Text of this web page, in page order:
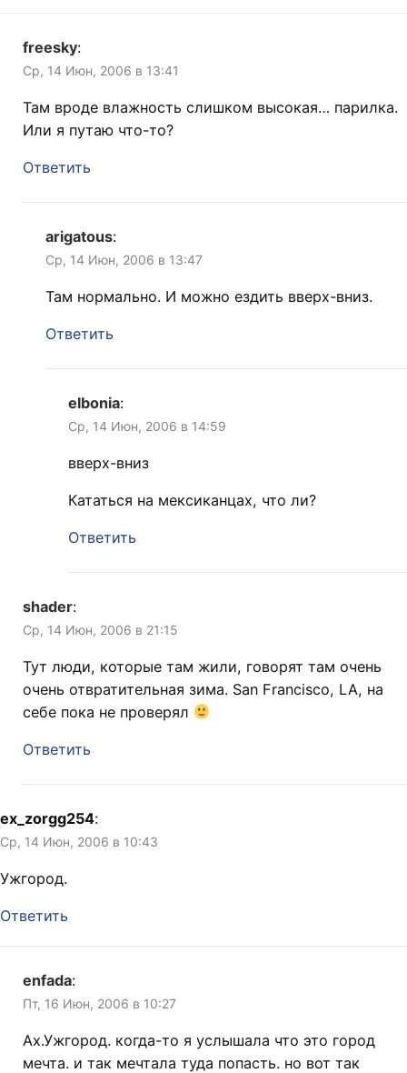
freesky:
Ср, 14 Июн, 2006 в 13:41
Там вроде влажность слишком высокая… парилка.
Или я путаю что-то?
Ответить
arigatous:
Ср, 14 Июн, 2006 в 13:47
Там нормально. И можно ездить вверх-вниз.
Ответить
elbonia:
Ср, 14 Июн, 2006 в 14:59
вверх-вниз
Кататься на мексиканцах, что ли?
Ответить
shader:
Ср, 14 Июн, 2006 в 21:15
Тут люди, которые там жили, говорят там очень
очень отвратительная зима. San Francisco, LA, на
себе пока не проверял
Ответить
ex_zorgg254:
Ср, 14 Июн, 2006 в 10:43
Ужгород.
Ответить
enfada:
Пт, 16 Июн, 2006 в 10:27
Ах.Ужгород. когда-то я услышала что это город
мечта. и так мечтала туда попасть. но вот так